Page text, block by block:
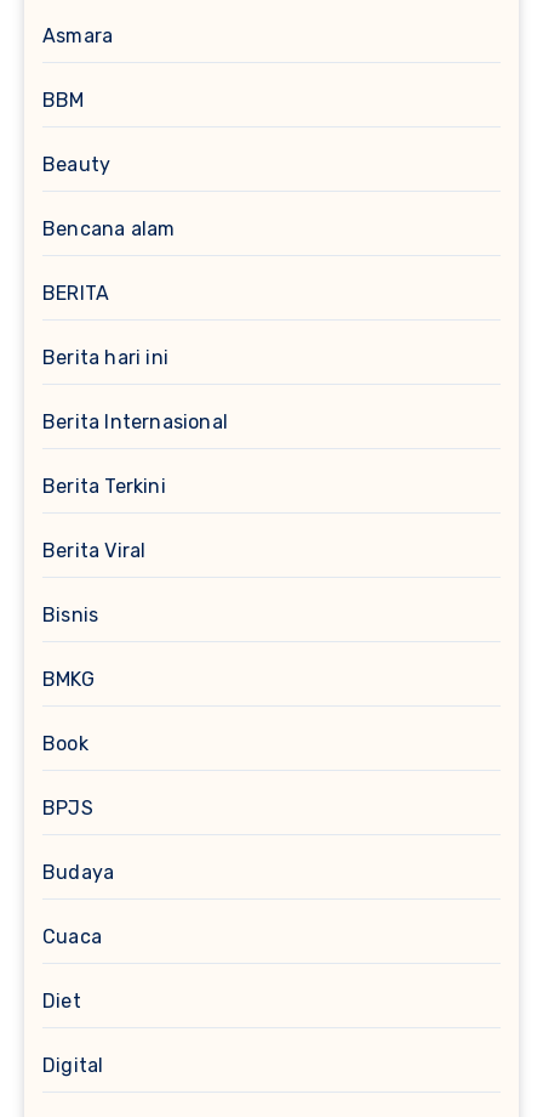
Asmara
BBM
Beauty
Bencana alam
BERITA
Berita hari ini
Berita Internasional
Berita Terkini
Berita Viral
Bisnis
BMKG
Book
BPJS
Budaya
Cuaca
Diet
Digital